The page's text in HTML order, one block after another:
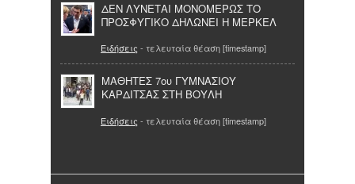
ΔΕΝ ΛΥΝΕΤΑΙ ΜΟΝΟΜΕΡΩΣ ΤΟ
ΠΡΟΣΦΥΓΙΚΟ ΔΗΛΩΝΕΙ Η ΜΕΡΚΕΛ
Ειδήσεις - τελευταία θέαση [timestamp]
ΜΑΘΗΤΕΣ 7ου ΓΥΜΝΑΣΙΟΥ
ΚΑΡΔΙΤΣΑΣ ΣΤΗ ΒΟΥΛΗ
Ειδήσεις - τελευταία θέαση [timestamp]